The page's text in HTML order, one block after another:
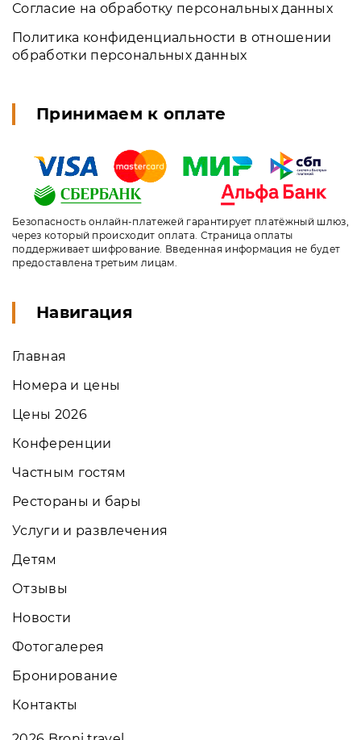
Согласие на обработку персональных данных
Политика конфиденциальности в отношении
обработки персональных данных
Принимаем к оплате
Безопасность онлайн-платежей гарантирует платёжный шлюз,
через который происходит оплата. Страница оплаты
поддерживает шифрование. Введенная информация не будет
предоставлена третьим лицам.
Навигация
Главная
Номера и цены
Цены 2026
Конференции
Частным гостям
Рестораны и бары
Услуги и развлечения
Детям
Отзывы
Новости
Фотогалерея
Бронирование
Контакты